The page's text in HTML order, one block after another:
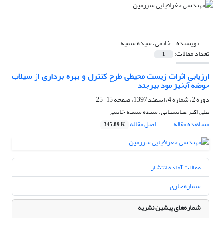
نویسنده =خاتمی، سیده سمیه
تعداد مقالات: 1
ارزیابی اثرات زیست محیطی طرح کنترل و بهره برداری از سیلاب
حوضه آبخیز مود بیرجند
دوره 2، شماره 4، اسفند 1397، صفحه
15-25
علی اکبر عنابستانی، سیده سمیه خاتمی
مشاهده مقاله
اصل مقاله 345.89 K
مقالات آماده انتشار
شماره جاری
شماره‌های پیشین نشریه